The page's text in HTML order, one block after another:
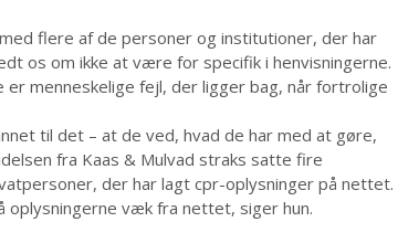
flere af de personer og institutioner, der har
os om ikke at være for specifik i henvisningerne.
menneskelige fejl, der ligger bag, når fortrolige
til det – at de ved, hvad de har med at gøre,
fra Kaas & Mulvad straks satte fire
der har lagt cpr-oplysninger på nettet.
væk fra nettet, siger hun.